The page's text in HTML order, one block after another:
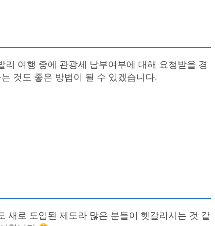
여행 중에 관광세 납부여부에 대해 요청받을 경
것도 좋은 방법이 될 수 있겠습니다.
새로 도입된 제도라 많은 분들이 헷갈리시는 것 같